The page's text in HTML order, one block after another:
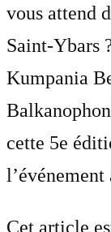
vous attend
Saint-Ybars
Kumpania
cette 5e
Cet article